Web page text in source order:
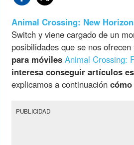
Animal Crossing: New
Switch y viene cargado de un
posibilidades que se nos
para móviles Animal Crossing:
interesa conseguir artículos
explicamos a continuación
PUBLICIDAD